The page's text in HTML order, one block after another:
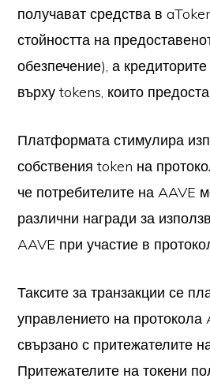
получават средства в
стойността на
обезпечение), а
върху tokens, които
Платформата стимулира
собствения token на
че потребителите на AAVE
различни награди за
AAVE при участие в
Таксите за транзакции се
управлението на протокола
свързано с притежателите
Притежателите на токени